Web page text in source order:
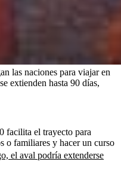
las naciones para viajar en
extienden hasta 90 días,
facilita el trayecto para
o familiares y hacer un curso
el aval podría extenderse